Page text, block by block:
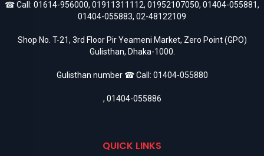
☎ Call: 01614-956000, 01911311112, 01952107050, 01404-055881,
01404-055883, 02-48122109
Shop No. T-21, 3rd Floor Pir Yeameni Market, Zero Point (GPO)
Gulisthan, Dhaka-1000.
Gulisthan number ☎ Call: 01404-055880
, 01404-055886
QUICK LINKS